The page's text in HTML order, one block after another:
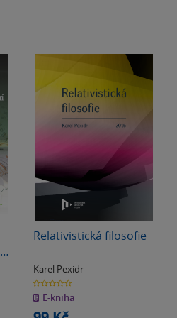
Relativistická filosofie
Karel Pexidr
0.0
z
5
hvězdiček
E-kniha